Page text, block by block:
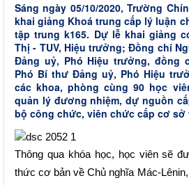
Sáng ngày 05/10/2020, Trường
khai giảng Khoá trung cấp lý luận
tập trung k165. Dự lễ khai giảng
Thị - TUV, Hiệu trưởng; Đồng chí
Đảng uỷ, Phó Hiệu trưởng, đồng
Phó Bí thư Đảng uỷ, Phó Hiệu
các khoa, phòng cùng 90 học
quản lý đương nhiệm, dự nguồn
bộ công chức, viên chức cấp cơ sở
Thông qua khóa học, học viên sẽ
thức cơ bản về Chủ nghĩa Mác-